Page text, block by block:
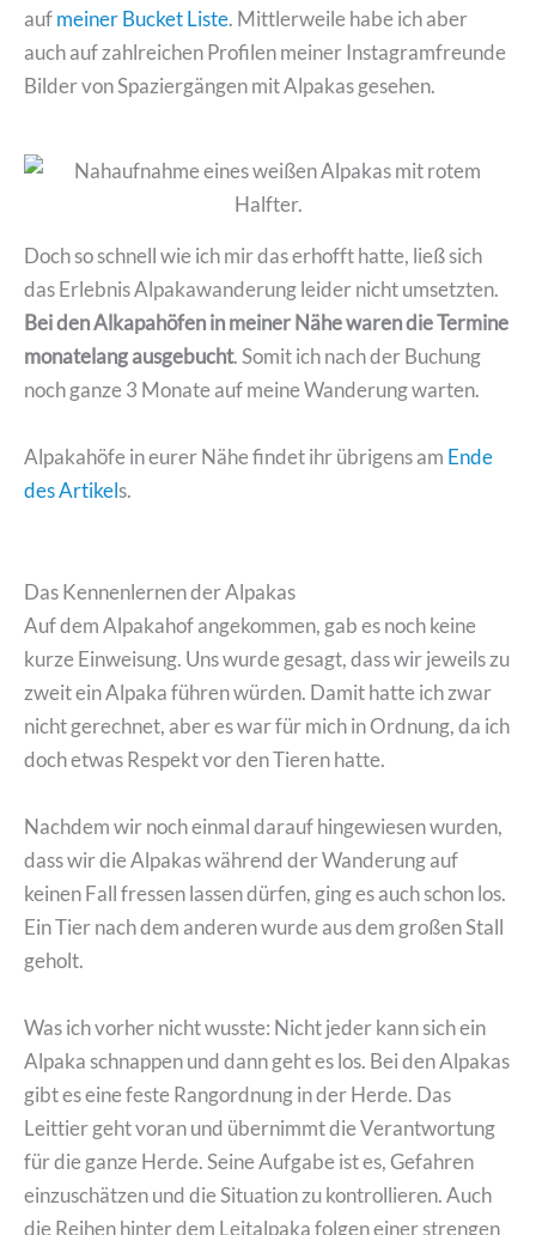
aufmeiner Bucket Liste. Mittlerweile habe ich aber
auch auf zahlreichen Profilen meiner Instagramfreunde
Bilder von Spaziergängen mit Alpakas gesehen.
Doch so schnell wie ich mir das erhofft hatte, ließ sich
das Erlebnis Alpakawanderung leider nicht umsetzten.
Bei den Alkapahöfen in meiner Nähe waren die Termine
monatelang ausgebucht. Somit ich nach der Buchung
noch ganze 3 Monate auf meine Wanderung warten.
Alpakahöfe in eurer Nähe findet ihr übrigens am Ende
des Artikels.
Das Kennenlernen der Alpakas
Auf dem Alpakahof angekommen, gab es noch keine
kurze Einweisung. Uns wurde gesagt, dass wir jeweils zu
zweit ein Alpaka führen würden. Damit hatte ich zwar
nicht gerechnet, aber es war für mich in Ordnung, da ich
doch etwas Respekt vor den Tieren hatte.
Nachdem wir noch einmal darauf hingewiesen wurden,
dass wir die Alpakas während der Wanderung auf
keinen Fall fressen lassen dürfen, ging es auch schon los.
Ein Tier nach dem anderen wurde aus dem großen Stall
geholt.
Was ich vorher nicht wusste: Nicht jeder kann sich ein
Alpaka schnappen und dann geht es los. Bei den Alpakas
gibt es eine feste Rangordnung in der Herde. Das
Leittier geht voran und übernimmt die Verantwortung
für die ganze Herde. Seine Aufgabe ist es, Gefahren
einzuschätzen und die Situation zu kontrollieren. Auch
die Reihen hinter dem Leitalpaka folgen einer strengen